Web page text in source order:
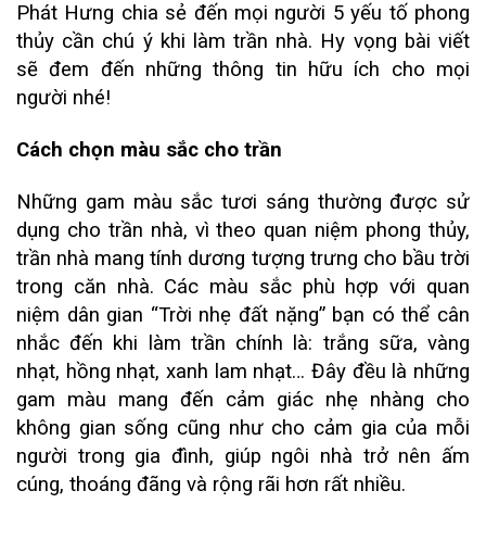
Phát Hưng chia sẻ đến mọi người 5 yếu tố phong
thủy cần chú ý khi làm trần nhà. Hy vọng bài viết
sẽ đem đến những thông tin hữu ích cho mọi
người nhé!
Cách chọn màu sắc cho trần
Những gam màu sắc tươi sáng thường được sử
dụng cho trần nhà, vì theo quan niệm phong thủy,
trần nhà mang tính dương tượng trưng cho bầu trời
trong căn nhà. Các màu sắc phù hợp với quan
niệm dân gian “Trời nhẹ đất nặng” bạn có thể cân
nhắc đến khi làm trần chính là: trắng sữa, vàng
nhạt, hồng nhạt, xanh lam nhạt… Đây đều là những
gam màu mang đến cảm giác nhẹ nhàng cho
không gian sống cũng như cho cảm gia của mỗi
người trong gia đình, giúp ngôi nhà trở nên ấm
cúng, thoáng đãng và rộng rãi hơn rất nhiều.